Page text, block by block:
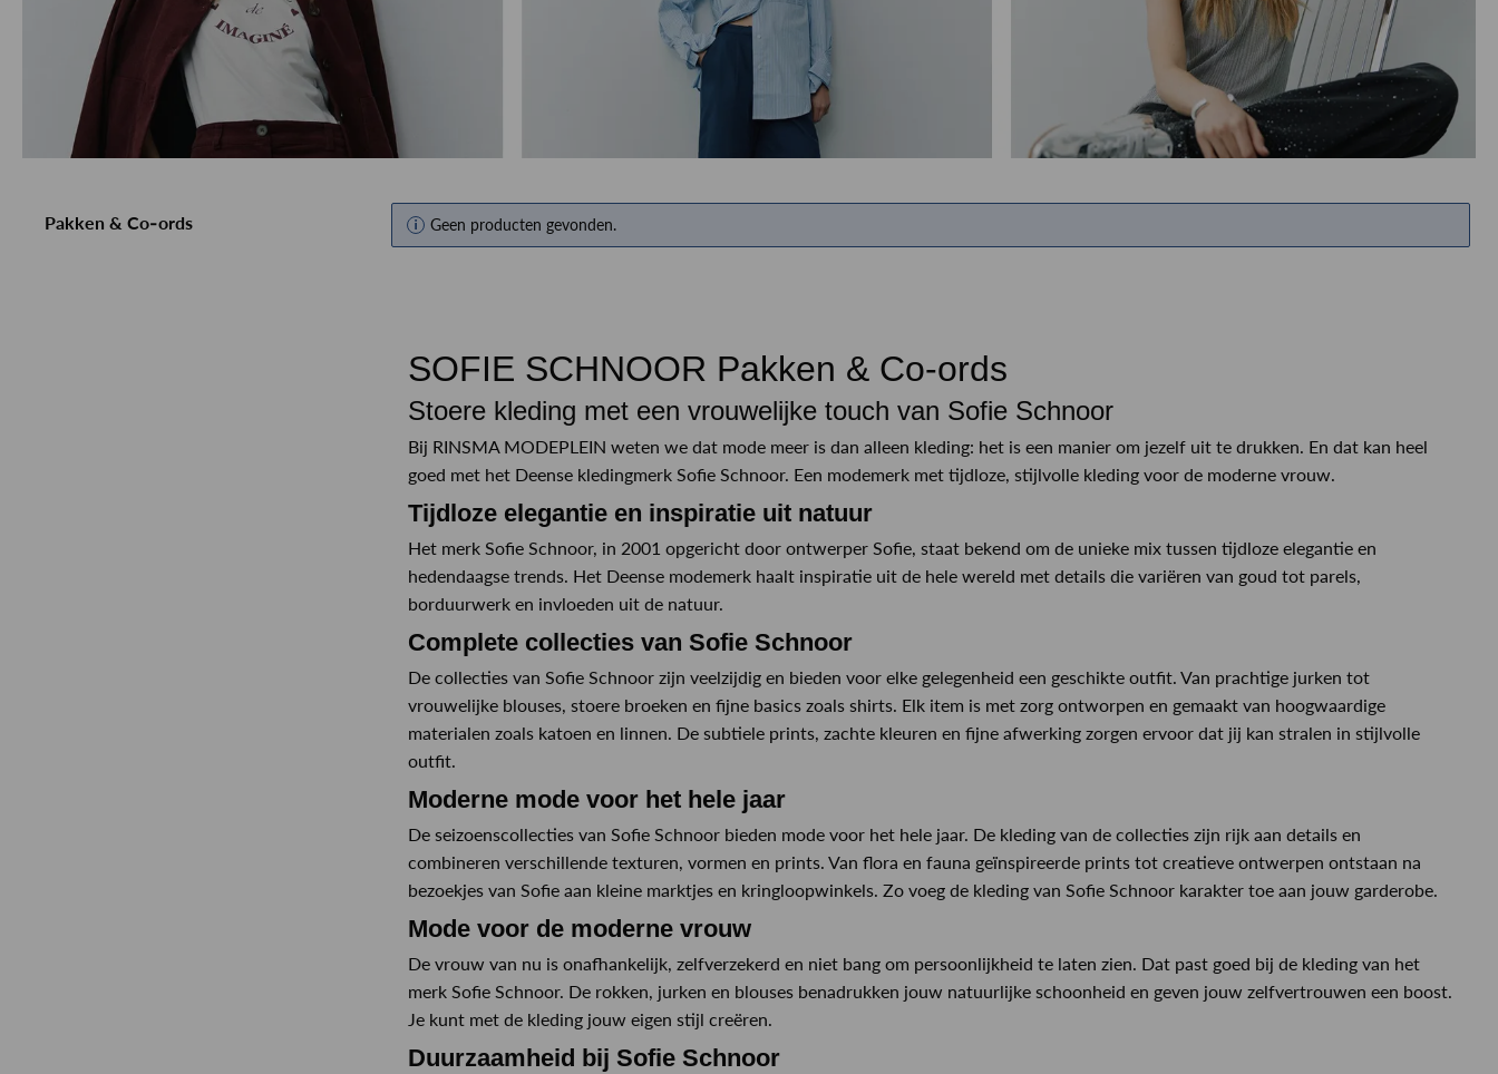
MEER OVER ONS
CUSTOMER CARE
RINSMA Outlet
Qulotte lingerie en badmode
Herenkappers de Vos
ETEN & DRINKEN >
BEKIJK MEER ALLE MERKEN
SHOP SALE
BEKIJK MEER ALLE MERKEN
SHOP SALE
Pakken & Co-ords Geen producten gevonden.
SOFIE SCHNOOR Pakken & Co-ords
Stoere kleding met een vrouwelijke touch van Sofie Schnoor
Bij RINSMA MODEPLEIN weten we dat mode meer is dan alleen kleding: het is een manier om jezelf uit te drukken. En dat kan heel
goed met het Deense kledingmerk Sofie Schnoor. Een modemerk met tijdloze, stijlvolle kleding voor de moderne vrouw.
Tijdloze elegantie en inspiratie uit natuur
Het merk Sofie Schnoor, in 2001 opgericht door ontwerper Sofie, staat bekend om de unieke mix tussen tijdloze elegantie en
hedendaagse trends. Het Deense modemerk haalt inspiratie uit de hele wereld met details die variëren van goud tot parels,
borduurwerk en invloeden uit de natuur.
Complete collecties van Sofie Schnoor
De collecties van Sofie Schnoor zijn veelzijdig en bieden voor elke gelegenheid een geschikte outfit. Van prachtige jurken tot
vrouwelijke blouses, stoere broeken en fijne basics zoals shirts. Elk item is met zorg ontworpen en gemaakt van hoogwaardige
materialen zoals katoen en linnen. De subtiele prints, zachte kleuren en fijne afwerking zorgen ervoor dat jij kan stralen in stijlvolle
outfit.
Moderne mode voor het hele jaar
De seizoenscollecties van Sofie Schnoor bieden mode voor het hele jaar. De kleding van de collecties zijn rijk aan details en
combineren verschillende texturen, vormen en prints. Van flora en fauna geïnspireerde prints tot creatieve ontwerpen ontstaan na
bezoekjes van Sofie aan kleine marktjes en kringloopwinkels. Zo voeg de kleding van Sofie Schnoor karakter toe aan jouw garderobe.
Mode voor de moderne vrouw
De vrouw van nu is onafhankelijk, zelfverzekerd en niet bang om persoonlijkheid te laten zien. Dat past goed bij de kleding van het
merk Sofie Schnoor. De rokken, jurken en blouses benadrukken jouw natuurlijke schoonheid en geven jouw zelfvertrouwen een boost.
Je kunt met de kleding jouw eigen stijl creëren.
Duurzaamheid bij Sofie Schnoor